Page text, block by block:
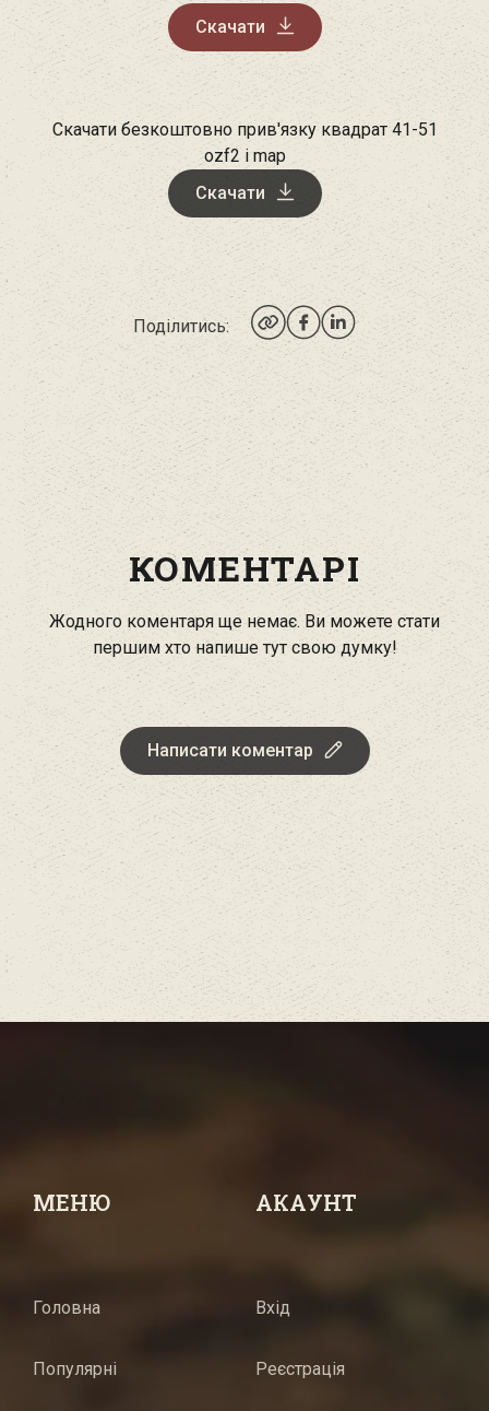
Скачати
Скачати безкоштовно прив'язку квадрат 41-51
ozf2 і map
Скачати
Поділитись:
КОМЕНТАРІ
Жодного коментаря ще немає. Ви можете стати
першим хто напише тут свою думку!
Написати коментар
МЕНЮ
Головна
Популярні
АКАУНТ
Вхід
Реєстрація